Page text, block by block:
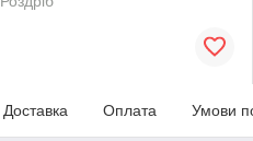
Доставка Оплата Умови